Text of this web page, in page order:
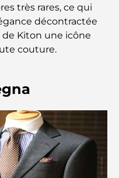
à Dubaï : un circuit
Tradition Meets
des meilleurs cafés
très rares, ce qui
décontractée
Kiton une icône
couture.